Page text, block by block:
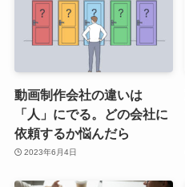
動画制作会社の違いは
「人」にでる。どの会社に
依頼するか悩んだら
2023年6月4日